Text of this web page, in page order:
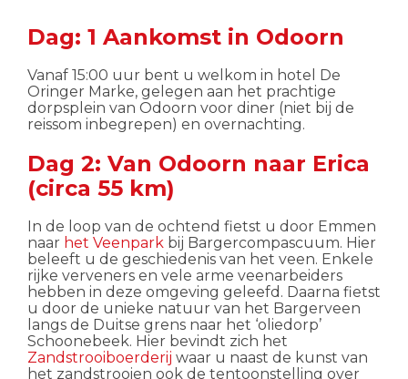
Dag: 1 Aankomst in Odoorn
Vanaf 15:00 uur bent u welkom in hotel De
Oringer Marke, gelegen aan het prachtige
dorpsplein van Odoorn voor diner (niet bij de
reissom inbegrepen) en overnachting.
Dag 2: Van Odoorn naar Erica
(circa 55 km)
In de loop van de ochtend fietst u door Emmen
naar het Veenpark bij Bargercompascuum. Hier
beleeft u de geschiedenis van het veen. Enkele
rijke verveners en vele arme veenarbeiders
hebben in deze omgeving geleefd. Daarna fietst
u door de unieke natuur van het Bargerveen
langs de Duitse grens naar het ‘oliedorp’
Schoonebeek. Hier bevindt zich het
Zandstrooiboerderij waar u naast de kunst van
het zandstrooien ook de tentoonstelling over